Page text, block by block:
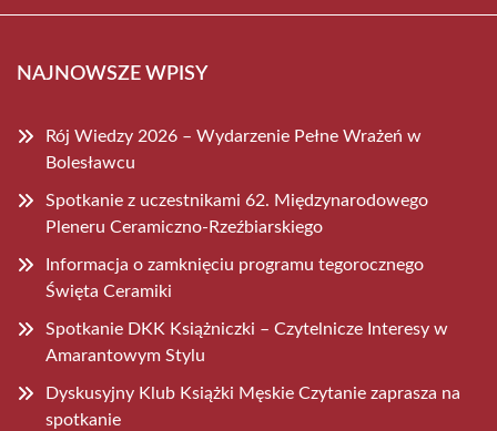
NAJNOWSZE WPISY
Rój Wiedzy 2026 – Wydarzenie Pełne Wrażeń w
Bolesławcu
Spotkanie z uczestnikami 62. Międzynarodowego
Pleneru Ceramiczno-Rzeźbiarskiego
Informacja o zamknięciu programu tegorocznego
Święta Ceramiki
Spotkanie DKK Książniczki – Czytelnicze Interesy w
Amarantowym Stylu
Dyskusyjny Klub Książki Męskie Czytanie zaprasza na
spotkanie